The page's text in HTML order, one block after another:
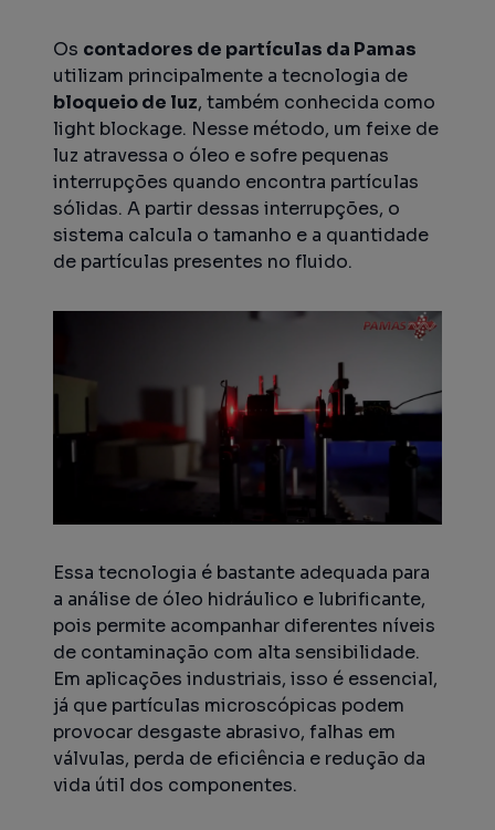
Os contadores de partículas da Pamas
utilizam principalmente a tecnologia de
bloqueio de luz, também conhecida como
light blockage. Nesse método, um feixe de
luz atravessa o óleo e sofre pequenas
interrupções quando encontra partículas
sólidas. A partir dessas interrupções, o
sistema calcula o tamanho e a quantidade
de partículas presentes no fluido.
Essa tecnologia é bastante adequada para
a análise de óleo hidráulico e lubrificante,
pois permite acompanhar diferentes níveis
de contaminação com alta sensibilidade.
Em aplicações industriais, isso é essencial,
já que partículas microscópicas podem
provocar desgaste abrasivo, falhas em
válvulas, perda de eficiência e redução da
vida útil dos componentes.